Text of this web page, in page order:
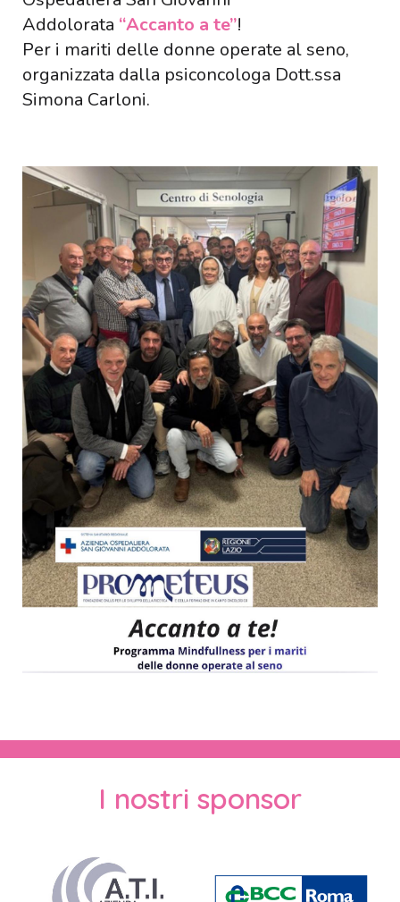
Addolorata “Accanto a te”!
Per i mariti delle donne operate al seno,
organizzata dalla psiconcologa Dott.ssa
Simona Carloni.
I nostri sponsor